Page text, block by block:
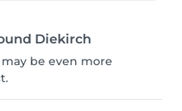
Diekirch
be even more